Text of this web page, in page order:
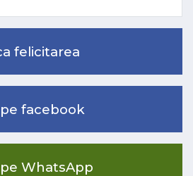
felicitarea
facebook
WhatsApp